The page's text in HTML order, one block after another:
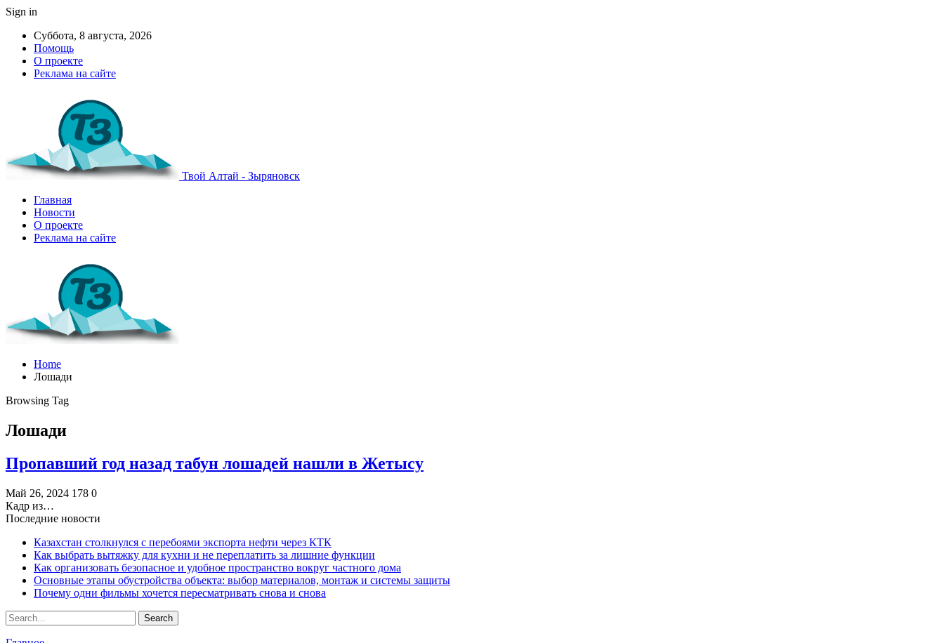
Sign in
Суббота, 8 августа, 2026
Помощь
О проекте
Реклама на сайте
Твой Алтай - Зыряновск
Главная
Новости
О проекте
Реклама на сайте
Home
Лошади
Browsing Tag
Лошади
Пропавший год назад табун лошадей нашли в Жетысу
Май 26, 2024 178 0
Кадр из…
Последние новости
Казахстан столкнулся с перебоями экспорта нефти через КТК
Как выбрать вытяжку для кухни и не переплатить за лишние функции
Как организовать безопасное и удобное пространство вокруг частного дома
Основные этапы обустройства объекта: выбор материалов, монтаж и системы защиты
Почему одни фильмы хочется пересматривать снова и снова